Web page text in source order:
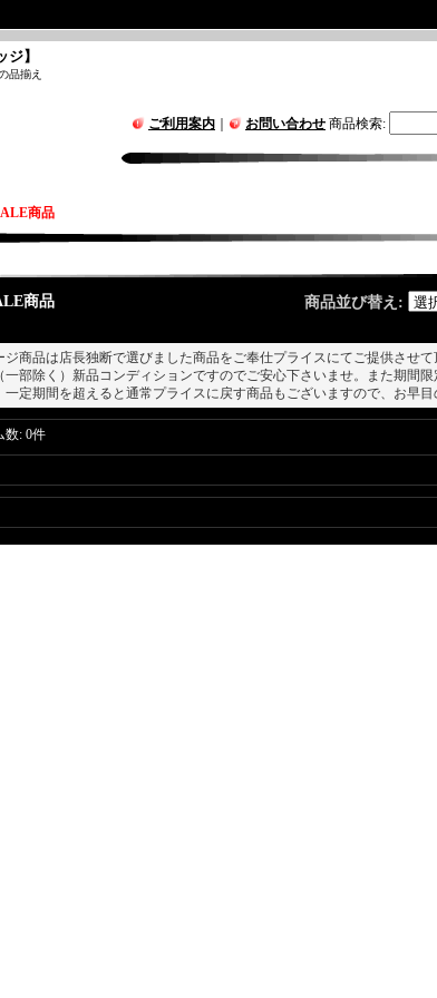
】
品揃え
ご利用案内 お問い合わせ 商品検索:
商品
商品 商品並び替え :
ジ商品は店長独断で選びました商品をご奉仕プライスにてご提供させ
一部除く）新品コンディションですのでご安心下さいませ。また期間
一定期間を超えると通常プライスに戻す商品もございますので、お早目
数: 0件